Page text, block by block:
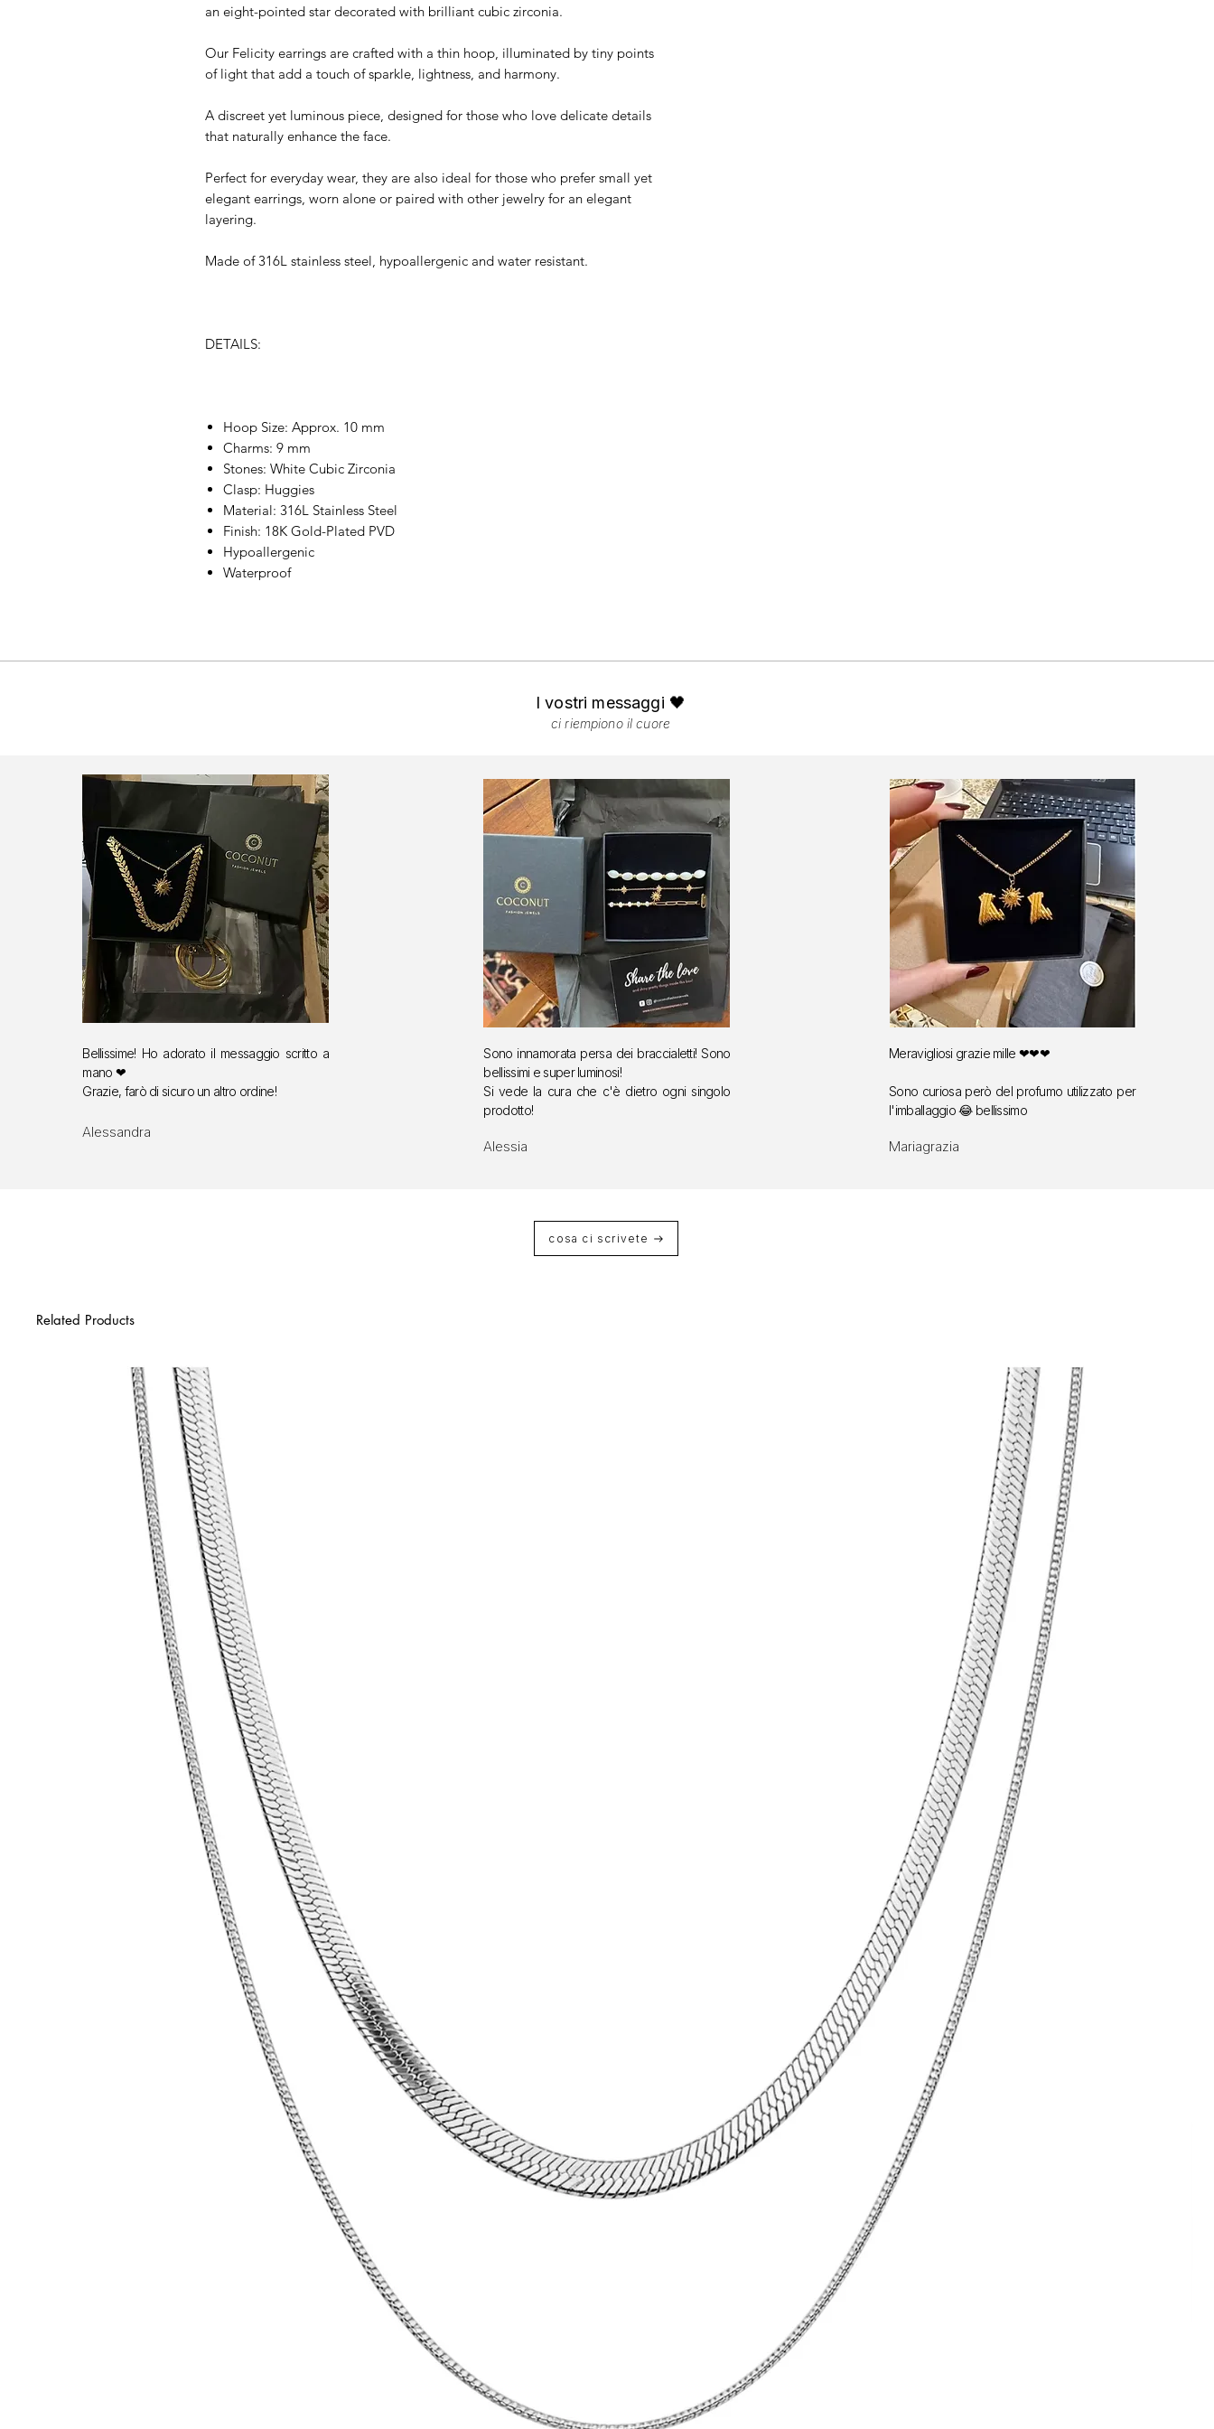
an eight-pointed star decorated with brilliant cubic zirconia.
Our Felicity earrings are crafted with a thin hoop, illuminated by tiny points
of light that add a touch of sparkle, lightness, and harmony.
A discreet yet luminous piece, designed for those who love delicate details
that naturally enhance the face.
Perfect for everyday wear, they are also ideal for those who prefer small yet
elegant earrings, worn alone or paired with other jewelry for an elegant
layering.
Made of 316L stainless steel, hypoallergenic and water resistant.
DETAILS:
Hoop Size: Approx. 10 mm
Charms: 9 mm
Stones: White Cubic Zirconia
Clasp: Huggies
Material: 316L Stainless Steel
Finish: 18K Gold-Plated PVD
Hypoallergenic
Waterproof
I vostri messaggi 🖤
ci riempiono il cuore
Bellissime! Ho adorato il messaggio scritto a
mano ❤
Grazie, farò di sicuro un altro ordine!
Alessandra
Sono innamorata persa dei braccialetti!Sono
bellissimi e super luminosi!
Si vede la cura che c'è dietro ogni singolo
prodotto!
Alessia
Meravigliosi grazie mille ❤❤❤
Sono curiosa però del profumo utilizzato per
l'imballaggio 😂 bellissimo
Mariagrazia
cosa ci scrivete
Related Products